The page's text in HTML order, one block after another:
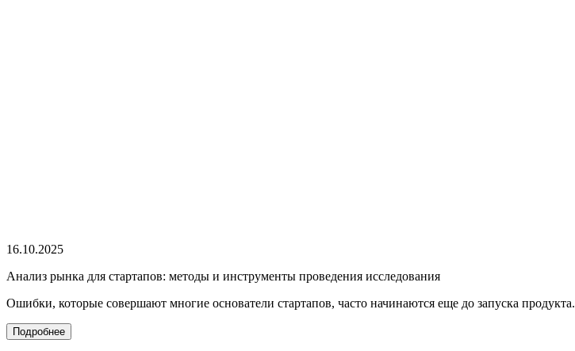
16.10.2025
Анализ рынка для стартапов: методы и инструменты проведения исследования
Ошибки, которые совершают многие основатели стартапов, часто начинаются еще до запуска продукта.
Подробнее